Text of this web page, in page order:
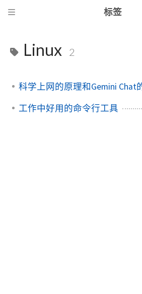
标签
Linux 2
科学上网的原理和Gemini Chat
工作中好用的命令行工具